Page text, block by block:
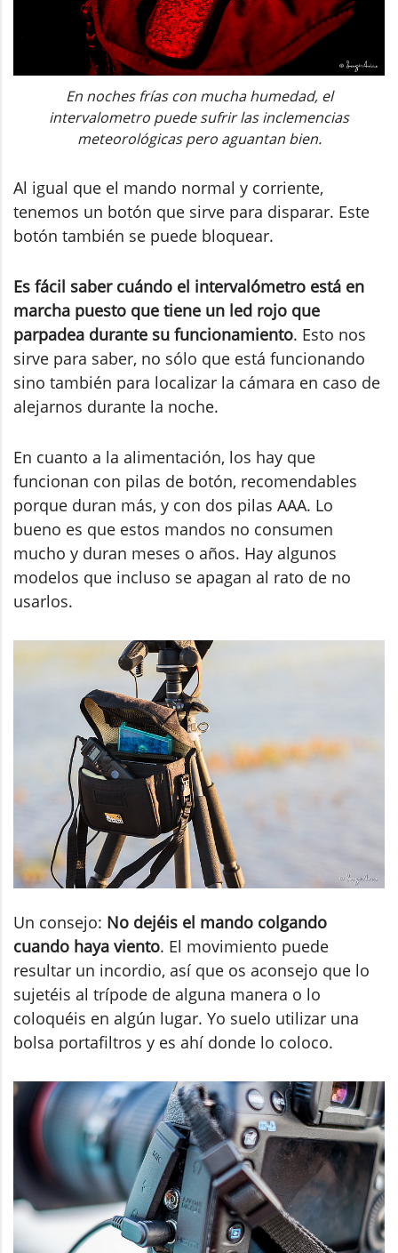
En noches frías con mucha humedad, el
intervalometro puede sufrir las inclemencias
meteorológicas pero aguantan bien.
Al igual que el mando normal y corriente,
tenemos un botón que sirve para disparar. Este
botón también se puede bloquear.
Es fácil saber cuándo el intervalómetro está en
marcha puesto que tiene un led rojo que
parpadea durante su funcionamiento. Esto nos
sirve para saber, no sólo que está funcionando
sino también para localizar la cámara en caso de
alejarnos durante la noche.
En cuanto a la alimentación, los hay que
funcionan con pilas de botón, recomendables
porque duran más, y con dos pilas AAA. Lo
bueno es que estos mandos no consumen
mucho y duran meses o años. Hay algunos
modelos que incluso se apagan al rato de no
usarlos.
Un consejo: No dejéis el mando colgando
cuando haya viento. El movimiento puede
resultar un incordio, así que os aconsejo que lo
sujetéis al trípode de alguna manera o lo
coloquéis en algún lugar. Yo suelo utilizar una
bolsa portafiltros y es ahí donde lo coloco.